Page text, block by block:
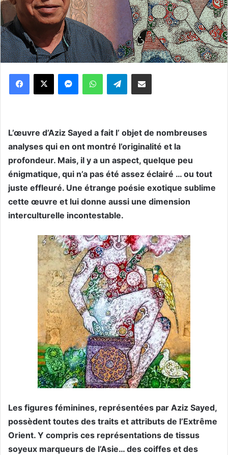
WhatsApp Telegram
L’œuvre d’Aziz Sayed a fait l’ objet de nombreuses
analyses qui en ont montré l’originalité et la
profondeur. Mais, il y a un aspect, quelque peu
énigmatique, qui n’a pas été assez éclairé … ou tout
juste effleuré. Une étrange poésie exotique sublime
cette œuvre et lui donne aussi une dimension
interculturelle incontestable.
Les figures féminines, représentées par Aziz Sayed,
possèdent toutes des traits et attributs de l’Extrême
Orient. Y compris ces représentations de tissus
soyeux marqueurs de l’Asie… des coiffes et des